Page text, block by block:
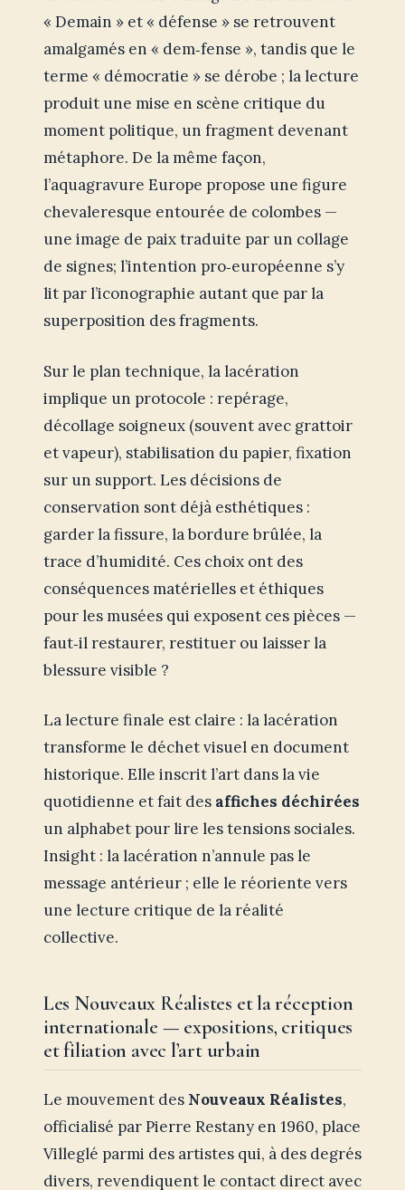
« Demain » et « défense » se retrouvent
amalgamés en « dem‑fense », tandis que le
terme « démocratie » se dérobe ; la lecture
produit une mise en scène critique du
moment politique, un fragment devenant
métaphore. De la même façon,
l’aquagravure Europe propose une figure
chevaleresque entourée de colombes —
une image de paix traduite par un collage
de signes; l’intention pro‑européenne s’y
lit par l’iconographie autant que par la
superposition des fragments.
Sur le plan technique, la lacération
implique un protocole : repérage,
décollage soigneux (souvent avec grattoir
et vapeur), stabilisation du papier, fixation
sur un support. Les décisions de
conservation sont déjà esthétiques :
garder la fissure, la bordure brûlée, la
trace d’humidité. Ces choix ont des
conséquences matérielles et éthiques
pour les musées qui exposent ces pièces —
faut‑il restaurer, restituer ou laisser la
blessure visible ?
La lecture finale est claire : la lacération
transforme le déchet visuel en document
historique. Elle inscrit l’art dans la vie
quotidienne et fait des affiches déchirées
un alphabet pour lire les tensions sociales.
Insight : la lacération n’annule pas le
message antérieur ; elle le réoriente vers
une lecture critique de la réalité
collective.
Les Nouveaux Réalistes et la réception
internationale — expositions, critiques
et filiation avec l’art urbain
Le mouvement des Nouveaux Réalistes,
officialisé par Pierre Restany en 1960, place
Villeglé parmi des artistes qui, à des degrés
divers, revendiquent le contact direct avec